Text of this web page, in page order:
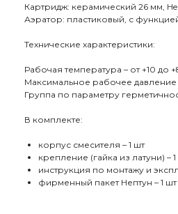
Картридж: керамический 26 мм,
Аэратор: пластиковый, с
Технические характеристики:
Рабочая температура – от +10 до
Максимальное рабочее давление
Группа по параметру
В комплекте:
корпус смесителя – 1 шт
крепление (гайка из латуни) –
инструкция по монтажу и
фирменный пакет Нептун – 1 шт